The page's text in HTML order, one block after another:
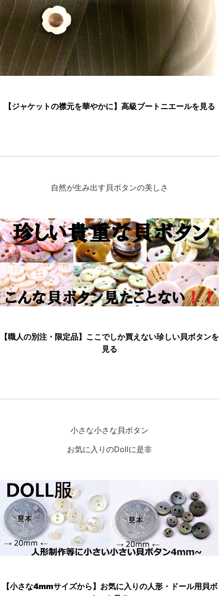
【ジャケットの襟元を華やかに】高級ブートニエールを見る
自然が生み出す貝ボタンの美しさ
【職人の別注・限定品】ここでしか買えない珍しい貝ボタンを
見る
小さな小さな貝ボタン
お気に入りのDollに是非
【小さな4mmサイズから】お気に入りの人形・ドール用貝ボ